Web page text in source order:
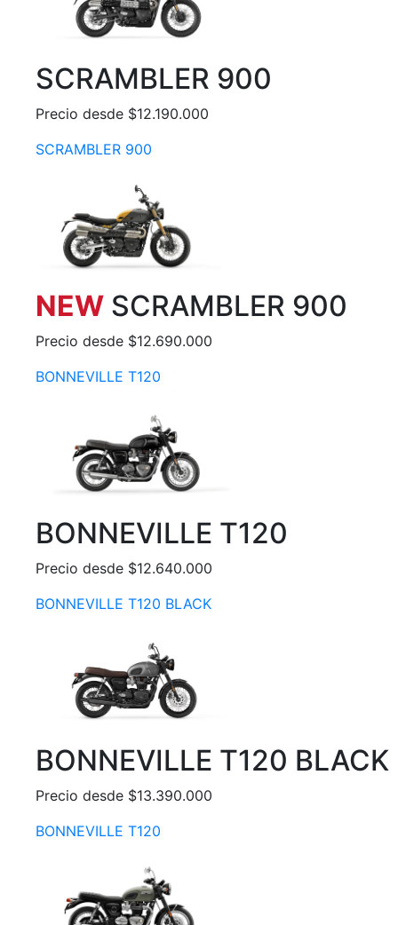
SCRAMBLER 900
Precio desde $12.190.000
SCRAMBLER 900
NEW SCRAMBLER 900
Precio desde $12.690.000
BONNEVILLE T120
BONNEVILLE T120
Precio desde $12.640.000
BONNEVILLE T120 BLACK
BONNEVILLE T120 BLACK
Precio desde $13.390.000
BONNEVILLE T120